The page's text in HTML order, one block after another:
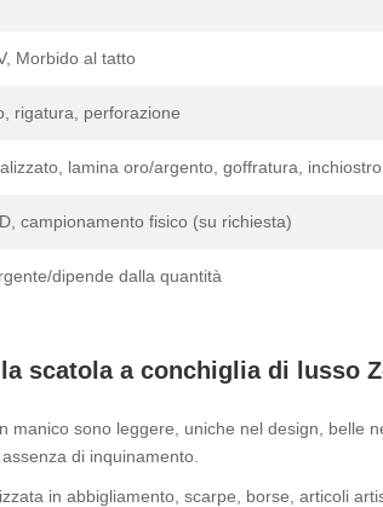
Morbido al tatto
rigatura, perforazione
lamina oro/argento, goffratura,
campionamento fisico (su richiesta)
dipende dalla quantità
scatola a conchiglia di lusso
manico sono leggere, uniche nel design, belle
di inquinamento.
in abbigliamento, scarpe, borse, articoli